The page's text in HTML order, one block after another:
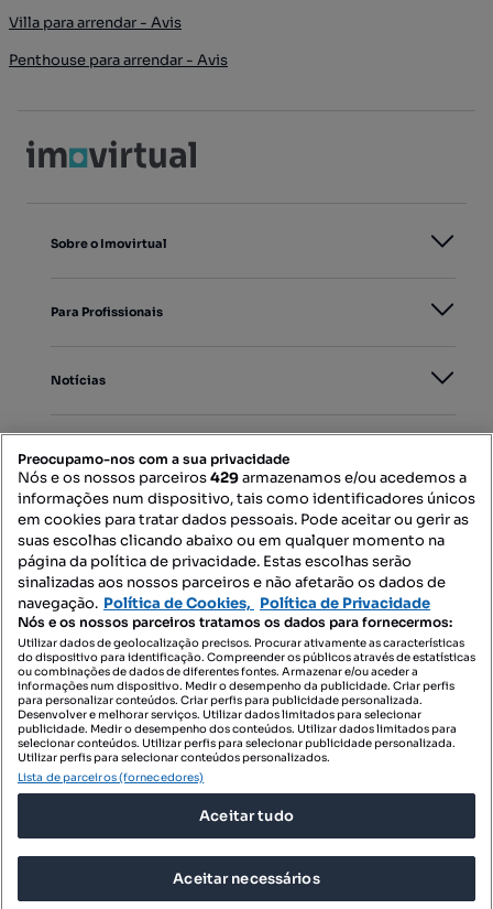
Villa para arrendar - Avis
Penthouse para arrendar - Avis
Sobre o Imovirtual
Para Profissionais
Notícias
Mapa do Site
Contacte-nos
SIGA-NOS:
DESCARREGAR NA:
© 2026 Imovirtual.com, OLX Portugal, S.A.
Preocupamo-nos com a sua privacidade
Nós e os nossos parceiros429armazenamos e/ou acedemos a
informações num dispositivo, tais como identificadores únicos
em cookies para tratar dados pessoais. Pode aceitar ou gerir as
suas escolhas clicando abaixo ou em qualquer momento na
página da política de privacidade. Estas escolhas serão
sinalizadas aos nossos parceiros e não afetarão os dados de
navegação. Política de Cookies, Política de Privacidade
Nós e os nossos parceiros tratamos os dados para fornecermos:
Utilizar dados de geolocalização precisos. Procurar ativamente as características
do dispositivo para identificação. Compreender os públicos através de estatísticas
ou combinações de dados de diferentes fontes. Armazenar e/ou aceder a
informações num dispositivo. Medir o desempenho da publicidade. Criar perfis
para personalizar conteúdos. Criar perfis para publicidade personalizada.
Desenvolver e melhorar serviços. Utilizar dados limitados para selecionar
publicidade. Medir o desempenho dos conteúdos. Utilizar dados limitados para
selecionar conteúdos. Utilizar perfis para selecionar publicidade personalizada.
Utilizar perfis para selecionar conteúdos personalizados.
Lista de parceiros (fornecedores)
Aceitar tudo
Aceitar necessários